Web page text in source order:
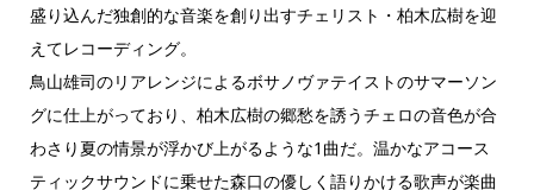
盛り込んだ独創的な音楽を創り出すチェリスト・柏木広樹を迎
えてレコーディング。
鳥山雄司のリアレンジによるボサノヴァテイストのサマーソン
グに仕上がっており、柏木広樹の郷愁を誘うチェロの音色が合
わさり夏の情景が浮かび上がるような1曲だ。温かなアコース
ティックサウンドに乗せた森口の優しく語りかける歌声が楽曲